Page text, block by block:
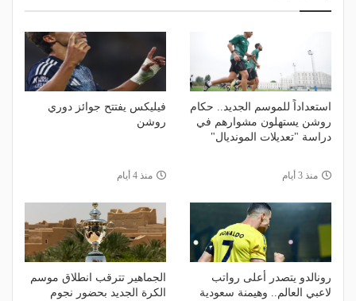
استعداداً للموسم الجديد.. حكام
روشن يستهلون مشوارهم في
دراسة "تعديلات المونديال"
منذ 3 أيام
فيليكس يفتتح جوائز دوري
روشن
منذ 4 أيام
رونالدو يتصدر أعلى رواتب
لاعبي العالم.. وهيمنة سعودية
الجماهير تترقب انطلاق موسم
الكرة الجديد بحضور نجوم